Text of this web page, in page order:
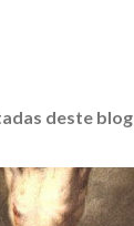
deste blog